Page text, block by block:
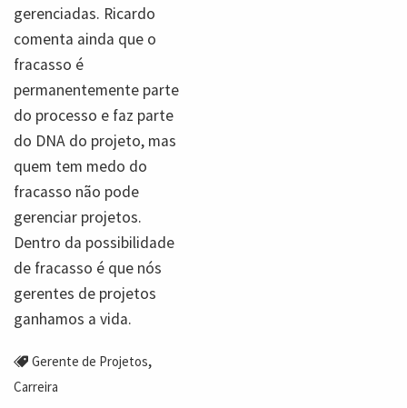
gerenciadas. Ricardo
comenta ainda que o
fracasso é
permanentemente parte
do processo e faz parte
do DNA do projeto, mas
quem tem medo do
fracasso não pode
gerenciar projetos.
Dentro da possibilidade
de fracasso é que nós
gerentes de projetos
ganhamos a vida.
Gerente de Projetos,
Carreira